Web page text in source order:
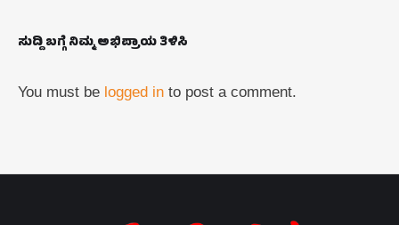
ಸುದ್ದಿ ಬಗ್ಗೆ ನಿಮ್ಮ ಅಭಿಪ್ರಾಯ ತಿಳಿಸಿ
You must be logged in to post a comment.